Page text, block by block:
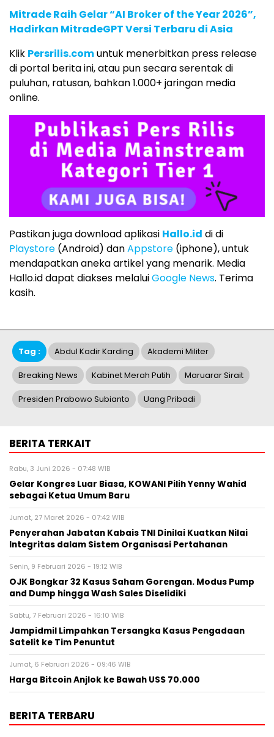
Mitrade Raih Gelar “AI Broker of the Year 2026”,
Hadirkan MitradeGPT Versi Terbaru di Asia
Klik Persrilis.comuntuk menerbitkan press release
di portal berita ini, atau pun secara serentak di
puluhan, ratusan, bahkan 1.000+ jaringan media
online.
Pastikan juga download aplikasi Hallo.id di di
Playstore (Android) danAppstore (iphone), untuk
mendapatkan aneka artikel yang menarik. Media
Hallo.id dapat diakses melaluiGoogle News. Terima
kasih.
Tag : Abdul Kadir Karding Akademi Militer
Breaking News Kabinet Merah Putih Maruarar Sirait
Presiden Prabowo Subianto Uang Pribadi
BERITA TERKAIT
Rabu, 3 Juni 2026 - 07:48 WIB
Gelar Kongres Luar Biasa, KOWANI Pilih Yenny Wahid
sebagai Ketua Umum Baru
Jumat, 27 Maret 2026 - 07:42 WIB
Penyerahan Jabatan Kabais TNI Dinilai Kuatkan Nilai
Integritas dalam Sistem Organisasi Pertahanan
Senin, 9 Februari 2026 - 19:12 WIB
OJK Bongkar 32 Kasus Saham Gorengan. Modus Pump
and Dump hingga Wash Sales Diselidiki
Sabtu, 7 Februari 2026 - 16:10 WIB
Jampidmil Limpahkan Tersangka Kasus Pengadaan
Satelit ke Tim Penuntut
Jumat, 6 Februari 2026 - 09:46 WIB
Harga Bitcoin Anjlok ke Bawah US$ 70.000
BERITA TERBARU